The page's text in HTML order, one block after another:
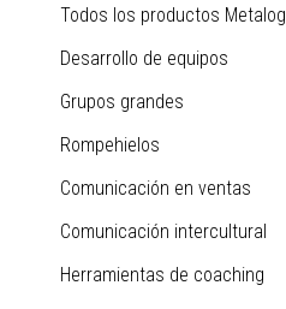
Todos los productos Metalog
Desarrollo de equipos
Grupos grandes
Rompehielos
Comunicación en ventas
Comunicación intercultural
Herramientas de coaching